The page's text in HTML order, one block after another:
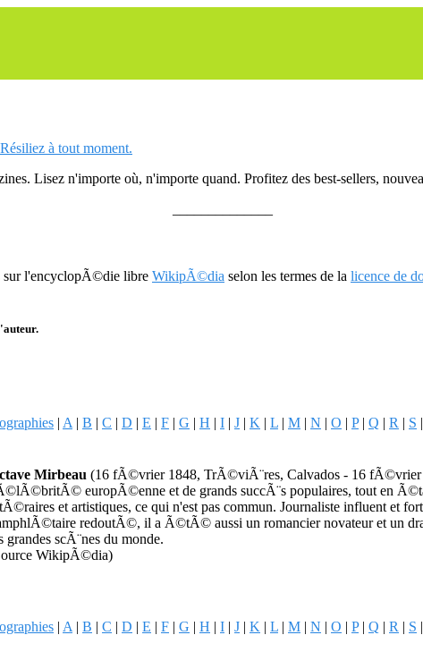
à tout moment.
Lisez n'importe où, n'importe quand. Profitez des best-sellers,
sur l'encyclopÃ©die libre WikipÃ©dia selon les termes de la licence de
| A | B | C | D | E | F | G | H | I | J | K | L | M | N | O | P| Q | R | S |
Mirbeau (16 fÃ©vrier 1848, TrÃ©viÃ¨res, Calvados - 16
europÃ©enne et de grands succÃ¨s populaires, tout en
et artistiques, ce qui n'est pas commun. Journaliste influent et
redoutÃ©, il a Ã©tÃ© aussi un romancier novateur et un
grandes scÃ¨nes du monde.
WikipÃ©dia)
| A | B | C | D | E | F | G | H | I | J | K | L | M | N | O | P| Q | R | S |